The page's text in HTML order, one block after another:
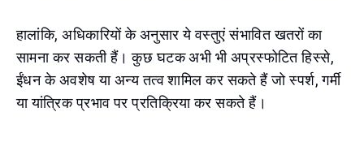
हालांकि, अधिकारियों के अनुसार ये वस्तुएं संभावित खतरों का
सामना कर सकती हैं। कुछ घटक अभी भी अप्रस्फोटित हिस्से,
ईंधन के अवशेष या अन्य तत्व शामिल कर सकते हैं जो स्पर्श, गर्मी
या यांत्रिक प्रभाव पर प्रतिक्रिया कर सकते हैं।